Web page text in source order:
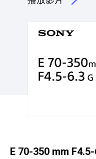
點擊播放：具備 5
E 70-350 mm